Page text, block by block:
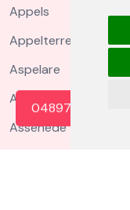
0489739009
Appels
Appelterre Eichem
Aspelare
Asper
Assenede